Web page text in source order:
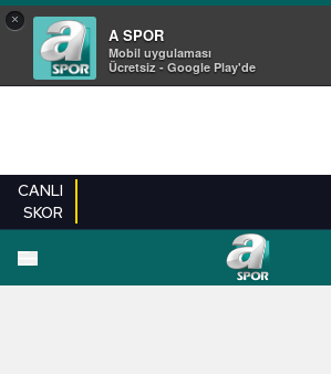
×
A SPOR
Mobil uygulaması
Ücretsiz - Google Play'de
CANLI
SKOR